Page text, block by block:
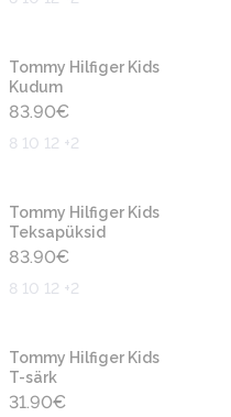
Tommy Hilfiger Kids
Kudum
83.90€
8 10 12 +2
Tommy Hilfiger Kids
Teksapüksid
83.90€
8 10 12 +2
Tommy Hilfiger Kids
T-särk
31.90€